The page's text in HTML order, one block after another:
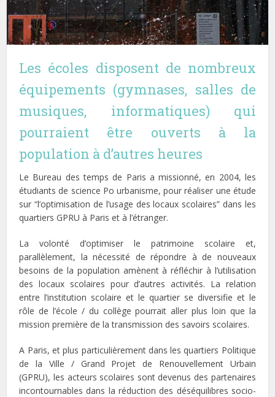
Les écoles disposent de nombreux
équipements (gymnases, salles de
musiques, informatiques) qui
pourraient être ouverts à la
population à d’autres heures
Le Bureau des temps de Paris a missionné, en 2004, les
étudiants de science Po urbanisme, pour réaliser une étude
sur “l’optimisation de l’usage des locaux scolaires” dans les
quartiers GPRU à Paris et à l’étranger.
La volonté d’optimiser le patrimoine scolaire et,
parallèlement, la nécessité de répondre à de nouveaux
besoins de la population amènent à réfléchir à l’utilisation
des locaux scolaires pour d’autres activités. La relation
entre l’institution scolaire et le quartier se diversifie et le
rôle de l’école / du collège pourrait aller plus loin que la
mission première de la transmission des savoirs scolaires.
A Paris, et plus particulièrement dans les quartiers Politique
de la Ville / Grand Projet de Renouvellement Urbain
(GPRU), les acteurs scolaires sont devenus des partenaires
incontournables dans la réduction des déséquilibres socio-